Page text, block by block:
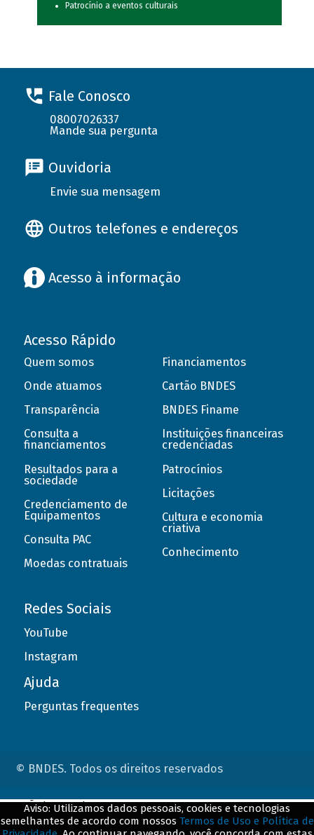
Patrocínio a eventos culturais
Fale Conosco
08007026337
Mande sua pergunta
Ouvidoria
Envie sua mensagem
Outros telefones e endereços
Acesso à informação
Acesso Rápido
Quem somos
Onde atuamos
Transparência
Consulta a
financiamentos
Resultados para a
sociedade
Credenciamento de
Equipamentos
Consulta PAC
Moedas contratuais
Financiamentos
Cartão BNDES
BNDES Finame
Instituições financeiras
credenciadas
Patrocínios
Licitações
Cultura e economia
criativa
Conhecimento
Redes Sociais
YouTube
Instagram
Ajuda
Perguntas frequentes
© BNDES. Todos os direitos reservados
Aviso: Utilizamos dados pessoais, cookies e tecnologias
semelhantes de acordo com nossos Termos de Uso e Política de
ConteÃºdo complementar
${title}${badge}